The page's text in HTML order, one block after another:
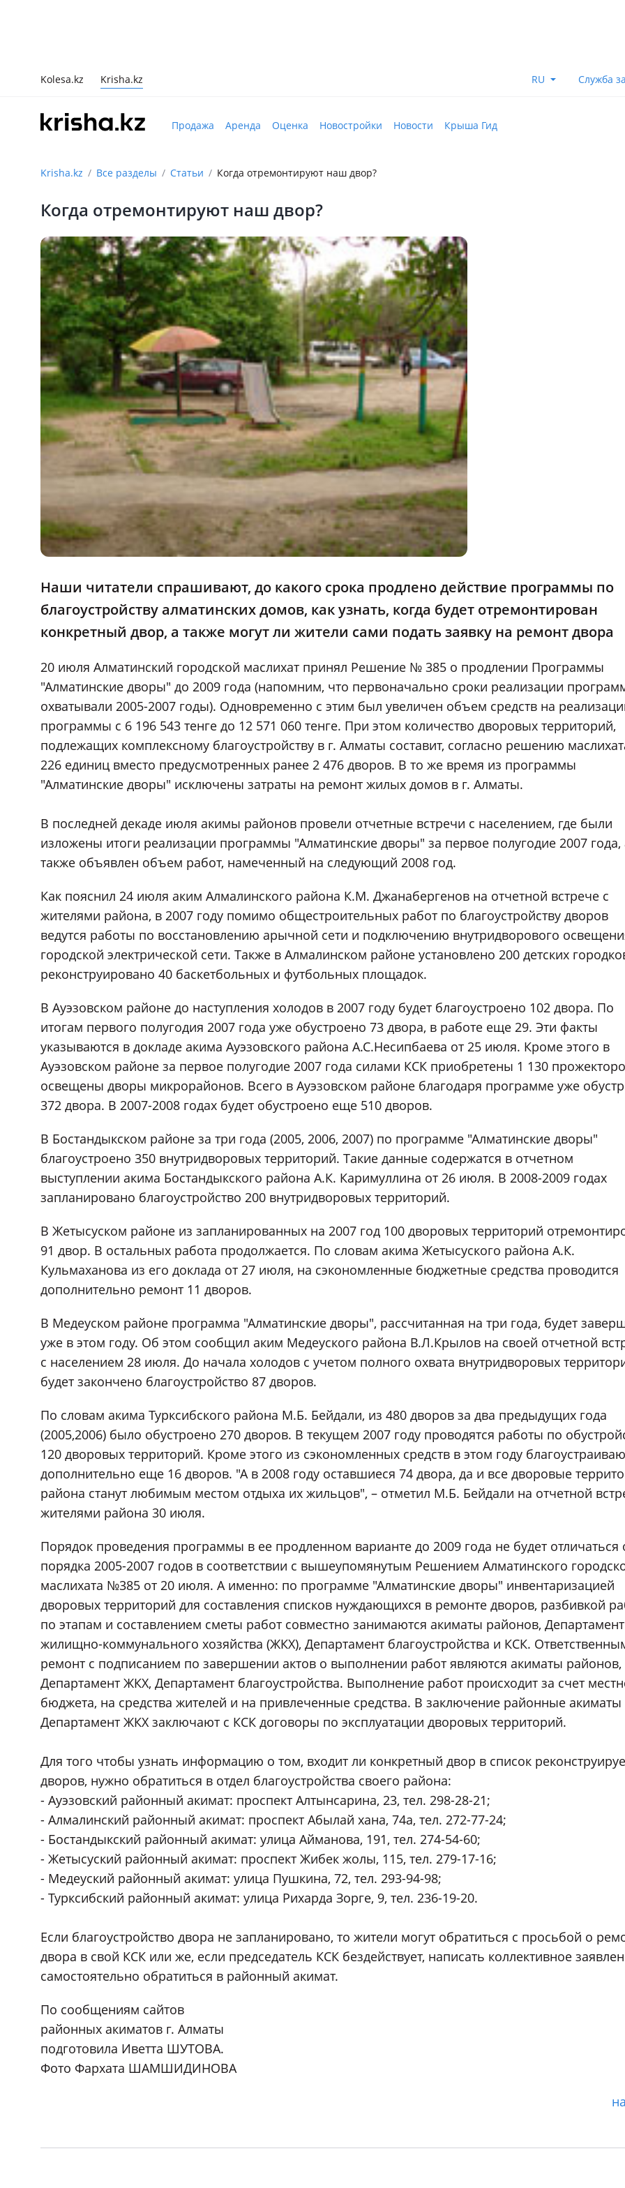
Kolesa.kz Krisha.kz RU Служба
Продажа Аренда Оценка Новостройки Новости Крыша Гид
Krisha.kz Все разделы Статьи Когда отремонтируют наш двор?
Когда отремонтируют наш двор?
Наши читатели спрашивают, до какого срока продленодействие программы по
благоустройству алматинских домов, как узнать, когда будет отремонтирован
конкретный двор, а также могут ли жители сами подать заявку на ремонт двора
20 июля Алматинский городской маслихат принял Решение № 385 о продлении Программы
"Алматинские дворы" до 2009 года (напомним, что первоначально сроки реализации
охватывали 2005-2007 годы). Одновременно с этим был увеличен объем средств на
программы с 6 196 543 тенге до 12 571 060 тенге. При этом количество дворовых территорий,
подлежащих комплексному благоустройству в г. Алматы составит, согласно решению
226 единиц вместо предусмотренных ранее 2 476 дворов. В то же время из программы
"Алматинские дворы" исключены затраты на ремонт жилых домов в г. Алматы.
В последней декаде июля акимы районов провели отчетные встречи с населением, где были
изложены итоги реализации программы "Алматинские дворы" за первое полугодие 2007 года,
также объявлен объем работ, намеченный на следующий 2008 год.
Как пояснил 24 июля аким Алмалинского района К.М. Джанабергенов на отчетной встрече с
жителями района, в 2007 году помимо общестроительных работ по благоустройству дворов
ведутся работы по восстановлению арычной сети и подключению внутридворового
городской электрической сети. Также в Алмалинском районе установлено 200 детских
реконструировано 40 баскетбольных и футбольных площадок.
В Ауэзовском районе до наступления холодов в 2007 году будет благоустроено 102 двора. По
итогам первого полугодия 2007 года уже обустроено 73 двора, в работе еще 29. Эти факты
указываются в докладе акима Ауэзовского района А.С.Несипбаева от 25 июля. Кроме этого в
Ауэзовском районе за первое полугодие 2007 года силами КСК приобретены 1 130
освещены дворы микрорайонов. Всего в Ауэзовском районе благодаря программе уже
372 двора. В 2007-2008 годах будет обустроено еще 510 дворов.
В Бостандыкском районе за три года (2005, 2006, 2007) по программе "Алматинские дворы"
благоустроено 350 внутридворовых территорий. Такие данные содержатся в отчетном
выступлении акима Бостандыкского района А.К. Каримуллина от 26 июля. В 2008-2009 годах
запланировано благоустройство 200 внутридворовых территорий.
В Жетысуском районе из запланированных на 2007 год 100 дворовых территорий
91 двор. В остальных работа продолжается. По словам акима Жетысуского района А.К.
Кульмаханова из его доклада от 27 июля, на сэкономленные бюджетные средства проводится
дополнительно ремонт 11 дворов.
В Медеуском районе программа "Алматинские дворы", рассчитанная на три года, будет
уже в этом году. Об этом сообщил аким Медеуского района В.Л.Крылов на своей отчетной
с населением 28 июля. До начала холодов с учетом полного охвата внутридворовых
будет закончено благоустройство 87 дворов.
По словам акима Турксибского района М.Б. Бейдали, из 480 дворов за два предыдущих года
(2005,2006) было обустроено 270 дворов. В текущем 2007 году проводятся работы по
120 дворовых территорий. Кроме этого из сэкономленных средств в этом году
дополнительно еще 16 дворов. "А в 2008 году оставшиеся 74 двора, да и все дворовые
района станут любимым местом отдыха их жильцов", – отметил М.Б. Бейдали на отчетной
жителями района 30 июля.
Порядок проведения программы в ее продленном варианте до 2009 года не будет отличаться
порядка 2005-2007 годов в соответствии с вышеупомянутым Решением Алматинского
маслихата №385 от 20 июля. А именно: по программе "Алматинские дворы" инвентаризацией
дворовых территорий для составления списков нуждающихся в ремонте дворов, разбивкой
по этапам и составлением сметы работ совместно занимаются акиматы районов, Департамент
жилищно-коммунального хозяйства (ЖКХ), Департамент благоустройства и КСК.
ремонт с подписанием по завершении актов о выполнении работ являются акиматы районов,
Департамент ЖКХ, Департамент благоустройства. Выполнение работ происходит за счет
бюджета, на средства жителей и на привлеченные средства. В заключение районные акиматы
Департамент ЖКХ заключают с КСК договоры по эксплуатации дворовых территорий.
Для того чтобы узнать информацию о том, входит ли конкретный двор в список
дворов, нужно обратиться в отдел благоустройства своего района:
- Ауэзовский районный акимат: проспект Алтынсарина, 23, тел. 298-28-21;
- Алмалинский районный акимат: проспект Абылай хана, 74а, тел. 272-77-24;
- Бостандыкский районный акимат: улица Айманова, 191, тел. 274-54-60;
- Жетысуский районный акимат: проспект Жибек жолы, 115, тел. 279-17-16;
- Медеуский районный акимат: улица Пушкина, 72, тел. 293-94-98;
- Турксибский районный акимат: улица Рихарда Зорге, 9, тел. 236-19-20.
Если благоустройство двора не запланировано, то жители могут обратиться с просьбой о
двора в свой КСК или же, если председатель КСК бездействует, написать коллективное
самостоятельно обратиться в районный акимат.
По сообщениям сайтов
районных акиматов г. Алматы
подготовила Иветта ШУТОВА.
Фото Фархата ШАМШИДИНОВА